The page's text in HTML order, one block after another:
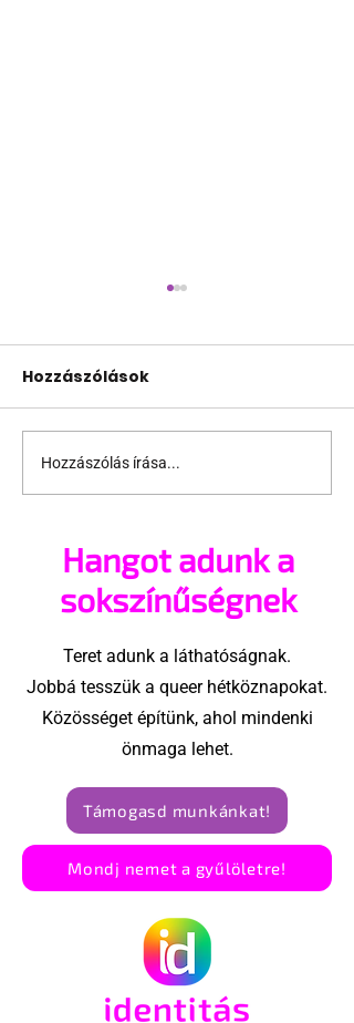
Jonathan Bailey új
szerepben tér vissza
Hozzászólások
Hozzászólás írása...
Hangot adunk a
sokszínűségnek
Teret adunk a láthatóságnak.
Jobbá tesszük a queer hétköznapokat.
Közösséget építünk, ahol mindenki
önmaga lehet.
Támogasd munkánkat!
Mondj nemet a gyűlöletre!